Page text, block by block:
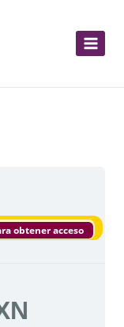
obtener acceso